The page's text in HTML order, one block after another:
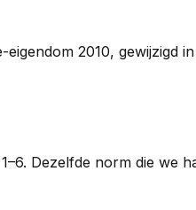
2010, gewijzigd
Dezelfde norm die we